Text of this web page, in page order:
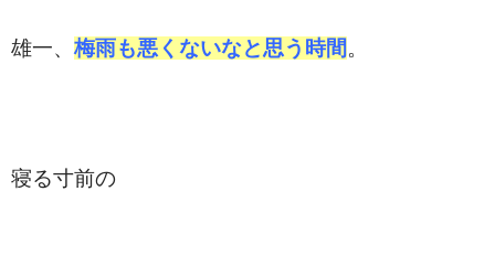
雄一、 梅雨も悪くないなと思う時間。
寝る寸前の